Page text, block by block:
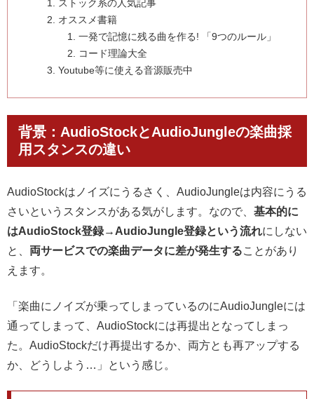
ストック系の人気記事
オススメ書籍
一発で記憶に残る曲を作る! 「9つのルール」
コード理論大全
Youtube等に使える音源販売中
背景：AudioStockとAudioJungleの楽曲採
用スタンスの違い
AudioStockはノイズにうるさく、AudioJungleは内容にうる
さいというスタンスがある気がします。なので、 基本的に
はAudioStock登録→AudioJungle登録という流れにしない
と、 両サービスでの楽曲データに差が発生することがあり
えます。
「楽曲にノイズが乗ってしまっているのにAudioJungleには
通ってしまって、AudioStockには再提出となってしまっ
た。AudioStockだけ再提出するか、両方とも再アップする
か、どうしよう…」という感じ。